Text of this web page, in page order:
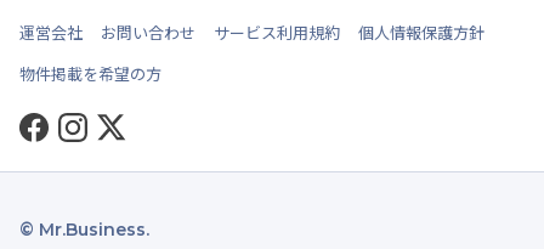
運営会社 お問い合わせ サービス利用規約
個人情報保護方針
物件掲載を希望の方
Facebook
Instagram
Twitter
© Mr.Business.